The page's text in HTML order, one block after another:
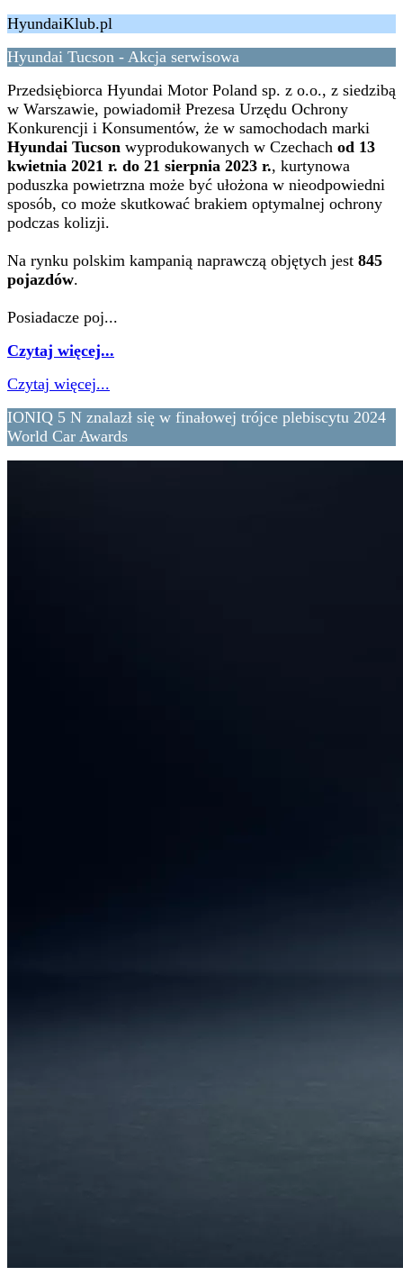
HyundaiKlub.pl
Hyundai Tucson - Akcja serwisowa
Przedsiębiorca Hyundai Motor Poland sp. z o.o., z siedzibą
w Warszawie, powiadomił Prezesa Urzędu Ochrony
Konkurencji i Konsumentów, że w samochodach marki
Hyundai Tucson wyprodukowanych w Czechach od 13
kwietnia 2021 r. do 21 sierpnia 2023 r., kurtynowa
poduszka powietrzna może być ułożona w nieodpowiedni
sposób, co może skutkować brakiem optymalnej ochrony
podczas kolizji.
Na rynku polskim kampanią naprawczą objętych jest 845
pojazdów.
Posiadacze poj...
Czytaj więcej...
Czytaj więcej...
IONIQ 5 N znalazł się w finałowej trójce plebiscytu 2024
World Car Awards